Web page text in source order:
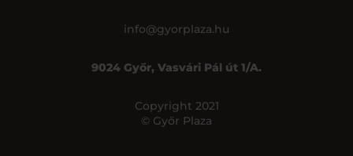
info@gyorplaza.hu
9024 Győr, Vasvári Pál út 1/A.
Copyright 2021
© Győr Plaza